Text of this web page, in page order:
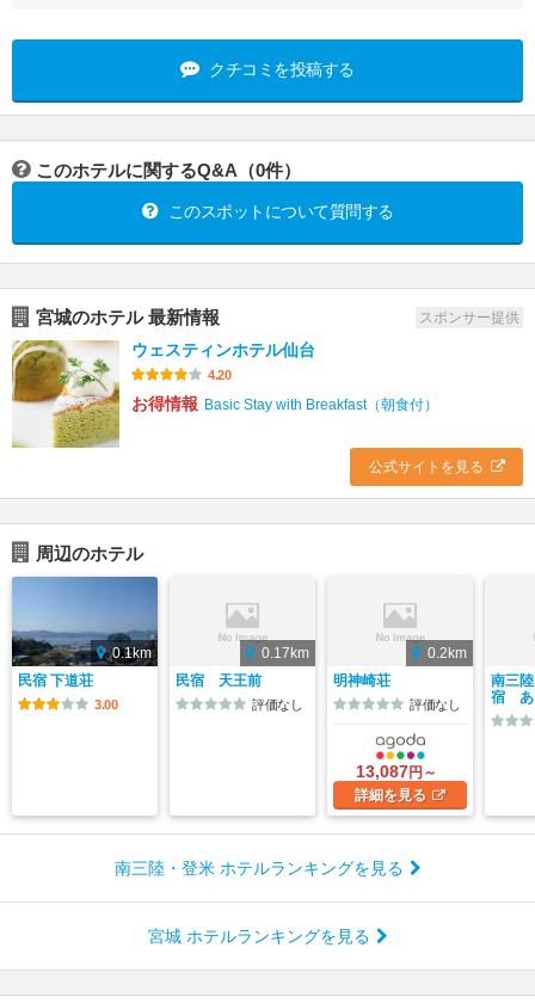
クチコミを投稿する
このホテルに関するQ&A（0件）
このスポットについて質問する
宮城のホテル 最新情報 スポンサー提供
ウェスティンホテル仙台
4.20
お得情報 Basic Stay with Breakfast（朝食付）
公式サイトを見る
周辺のホテル
0.1km
民宿 下道荘
3.00
0.17km
民宿 天王前
評価なし
0.2km
明神崎荘
評価なし
13,087円～
詳細を見る
南三
宿 あ
南三陸・登米 ホテルランキングを見る
宮城 ホテルランキングを見る